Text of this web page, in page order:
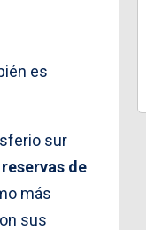
es
sur
de
más
sus